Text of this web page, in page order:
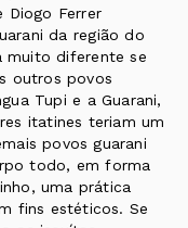
Ferrer
da região do
muito diferente se
outros povos
Tupi e a Guarani,
itatines teriam um
povos guarani
todo, em forma
uma prática
fins estéticos. Se